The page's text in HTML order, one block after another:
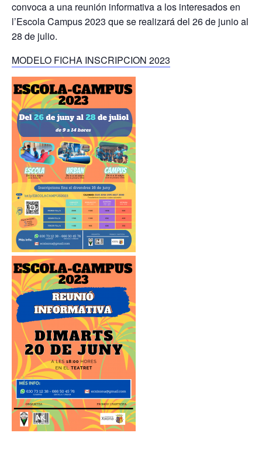
convoca a una reunión informativa a los interesados en
l’Escola Campus 2023 que se realizará del 26 de junio al
28 de julio.
MODELO FICHA INSCRIPCION 2023